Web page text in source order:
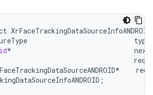
XrFaceTrackingDataSourceInfoANDROID
type
* next
*
;